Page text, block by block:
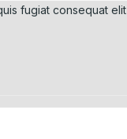
fugiat consequat